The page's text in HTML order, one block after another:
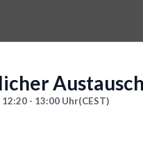
12:20 - 13:00 Uhr(CEST)